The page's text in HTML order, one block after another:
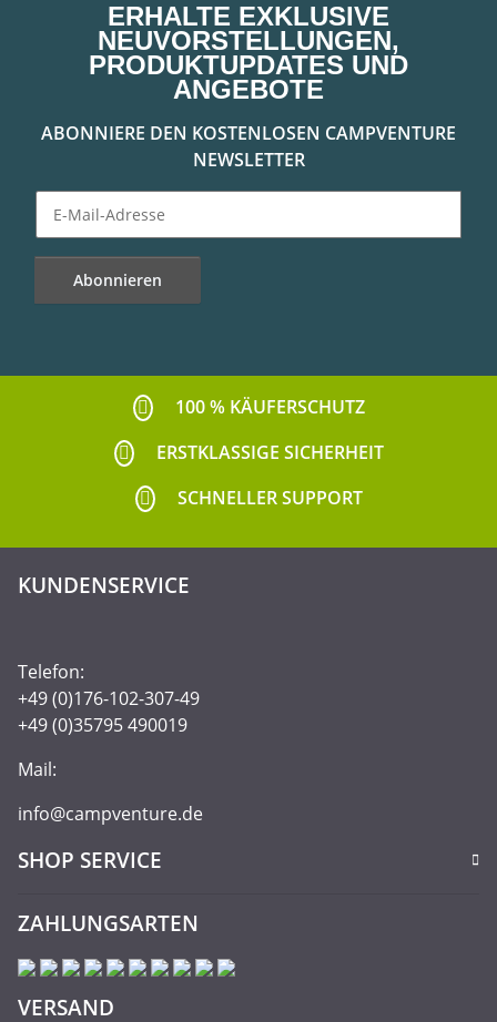
ERHALTE EXKLUSIVE
NEUVORSTELLUNGEN,
PRODUKTUPDATES UND
ANGEBOTE
ABONNIERE DEN KOSTENLOSEN CAMPVENTURE
NEWSLETTER
Abonnieren
100 % KÄUFERSCHUTZ
ERSTKLASSIGE SICHERHEIT
SCHNELLER SUPPORT
KUNDENSERVICE
Telefon:
+49 (0)176-102-307-49
+49 (0)35795 490019
Mail:
info@campventure.de
SHOP SERVICE
ZAHLUNGSARTEN
VERSAND